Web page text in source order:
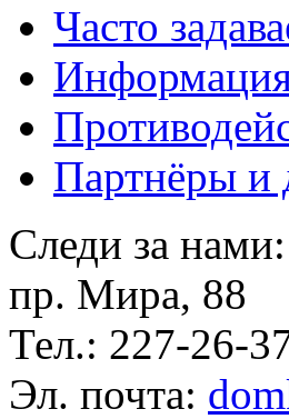
Часто
Партнёры и
Следи за нами:
пр. Мира, 88
Тел.: 227-26-
Эл. почта: